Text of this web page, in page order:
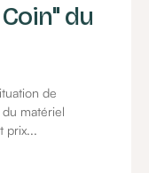
du
de
matériel
prix...